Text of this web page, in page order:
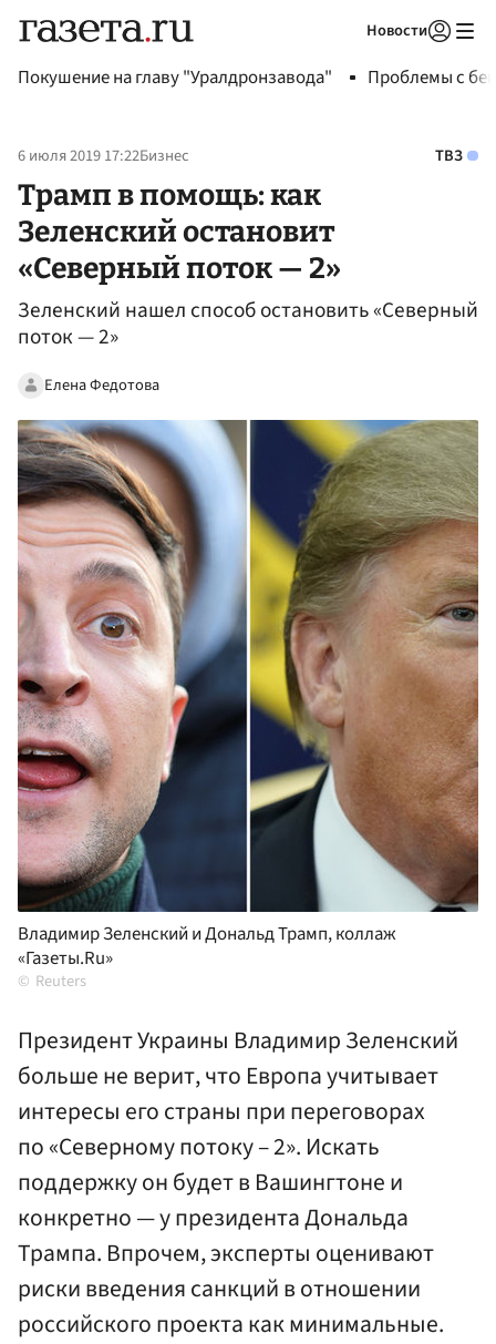
Новости
Покушение на главу "Уралдронзавода" Проблемы с
6 июля 2019 17:22Бизнес ТВЗ
Трамп в помощь: как
Зеленский остановит
«Северный поток — 2»
Зеленский нашел способ остановить «Северный
поток — 2»
Елена Федотова
Владимир Зеленский и Дональд Трамп, коллаж
«Газеты.Ru»
Reuters
Президент Украины Владимир Зеленский
больше не верит, что Европа учитывает
интересы его страны при переговорах
по «Северному потоку – 2». Искать
поддержку он будет в Вашингтоне и
конкретно — у президента Дональда
Трампа. Впрочем, эксперты оценивают
риски введения санкций в отношении
российского проекта как минимальные.